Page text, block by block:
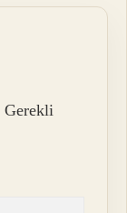
Gerekli